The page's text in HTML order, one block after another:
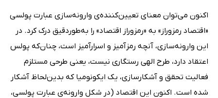
اکنون می‌توان معنای تعیین‌کننده‌ی وارونه‌سازی عبارت پولسی
«اقتصاد رمزوراز» به «رمزوراز اقتصاد» را به‌طوردقیق درک کرد. در
این وارونه‌سازی، آنچه رمزآمیز و اسرارآمیز است، چنان‌که پولس
اعتقاد دارد، طرح الهی رستگاری نیست، یعنی طرحی مستلزم
فعالیت تحقق و آشکارسازی، یک ایکونومیا که بدین‌لحاظ آشکار
شده است. اکنون این اقتصاد (در شکل وارونه‌ی عبارت پولسی،